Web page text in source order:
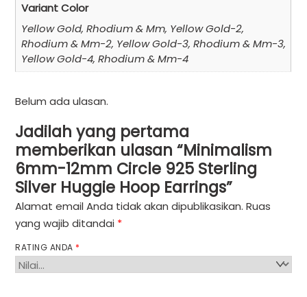
Variant Color
Yellow Gold, Rhodium & Mm, Yellow Gold-2,
Rhodium & Mm-2, Yellow Gold-3, Rhodium & Mm-3,
Yellow Gold-4, Rhodium & Mm-4
Belum ada ulasan.
Jadilah yang pertama
memberikan ulasan “Minimalism
6mm-12mm Circle 925 Sterling
Silver Huggie Hoop Earrings”
Alamat email Anda tidak akan dipublikasikan. Ruas
yang wajib ditandai *
RATING ANDA *